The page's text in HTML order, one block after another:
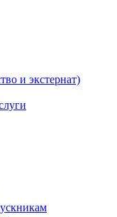
и экстернат)